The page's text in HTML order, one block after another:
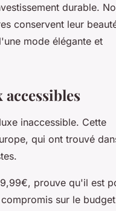
durable.
conservent leur
mode élégante et
inaccessible. Cette
qui ont trouvé
prouve qu'il est
sur le